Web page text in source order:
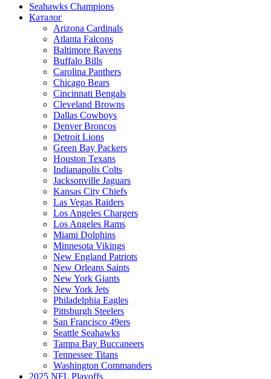
Seahawks Champions
Каталог
Arizona Cardinals
Atlanta Falcons
Baltimore Ravens
Buffalo Bills
Carolina Panthers
Chicago Bears
Cincinnati Bengals
Cleveland Browns
Dallas Cowboys
Denver Broncos
Detroit Lions
Green Bay Packers
Houston Texans
Indianapolis Colts
Jacksonville Jaguars
Kansas City Chiefs
Las Vegas Raiders
Los Angeles Chargers
Los Angeles Rams
Miami Dolphins
Minnesota Vikings
New England Patriots
New Orleans Saints
New York Giants
New York Jets
Philadelphia Eagles
Pittsburgh Steelers
San Francisco 49ers
Seattle Seahawks
Tampa Bay Buccaneers
Tennessee Titans
Washington Commanders
2025 NFL Playoffs